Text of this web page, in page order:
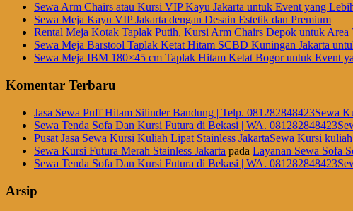
Sewa Arm Chairs atau Kursi VIP Kayu Jakarta untuk Event yang
Sewa Meja Kayu VIP Jakarta dengan Desain Estetik dan Premium
Rental Meja Kotak Taplak Putih, Kursi Arm Chairs Depok untuk Area
Sewa Meja Barstool Taplak Ketat Hitam SCBD Kuningan Jakarta
Sewa Meja IBM 180×45 cm Taplak Hitam Ketat Bogor untuk Event
Komentar Terbaru
Jasa Sewa Puff Hitam Silinder Bandung | Telp. 081282848423Sewa
Sewa Tenda Sofa Dan Kursi Futura di Bekasi | WA.
Pusat Jasa Sewa Kursi Kuliah Lipat Stainless JakartaSewa Kursi
Sewa Kursi Futura Merah Stainless Jakarta pada Layanan Sewa Sofa
Sewa Tenda Sofa Dan Kursi Futura di Bekasi | WA.
Arsip